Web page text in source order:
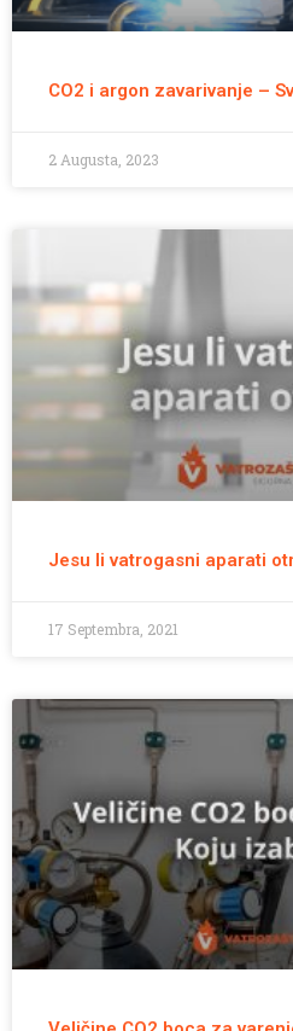
CO2 i argon zavarivanje –
2 Augusta, 2023
Jesu li vatrogasni aparati
17 Septembra, 2021